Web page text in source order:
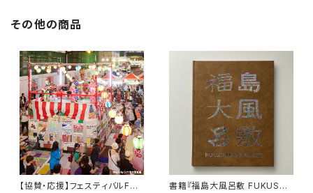
その他の商品
【協賛・応援】フェスティバルFUK
書籍『福島大風呂敷 FUKUSHI